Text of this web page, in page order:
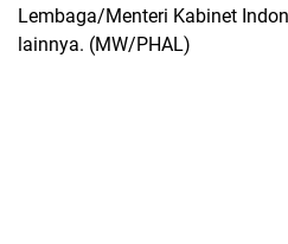
Lembaga/Menteri Kabinet
lainnya. (MW/PHAL)